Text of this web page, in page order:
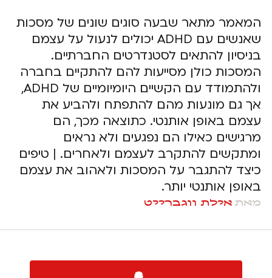
המאמר מתאר שבעה סוגים שונים של מסכות
שאנשים עם ADHD יכולים לנעול על עצמם
בניסיון להתאים לסטנדרטים החברתיים.
המסכות כולן מסייעות להם להתקיים בחברה
ולהתמודד עם הקשיים היומיומיים של ADHD,
אך גם מונעות מהם להתפתח ולהביע את
עצמם באופן אותנטי. כתוצאה מכך, הם
מרגישים כאילו הם נפגעים ולא נראים
ומתקשים להתקרב לעצמם ולאחרים. | טיפים
כיצד להתגבר על המסכות ולאהוב את עצמם
באופן אותנטי יותר.
מאת אילת ווגברייט